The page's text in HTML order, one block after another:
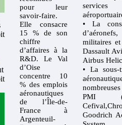
pour leur
savoir-faire.
Elle consacre
15 % de son
chiffre
d’affaires à la
R&D. Le Val
d’Oise
concentre 10
% des emplois
aéronautiques
de l’Île-de-
France à
Argenteuil-
services
• La
d’aéronefs,
militaires
Dassault
Airbus
• La sous-
PMI
Goodrich